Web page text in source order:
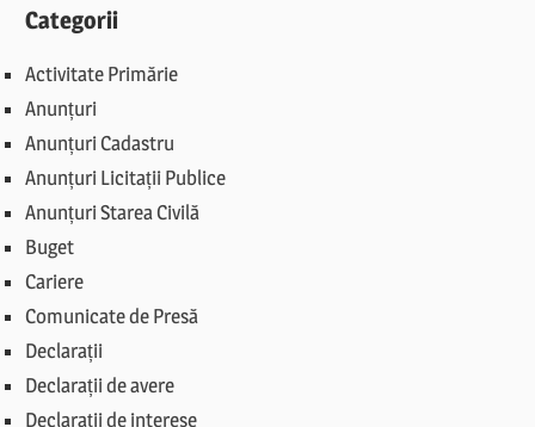
Categorii
Activitate Primărie
Anunțuri
Anunțuri Cadastru
Anunțuri Licitații Publice
Anunțuri Starea Civilă
Buget
Cariere
Comunicate de Presă
Declarații
Declarații de avere
Declarații de interese